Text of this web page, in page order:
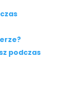
podczas